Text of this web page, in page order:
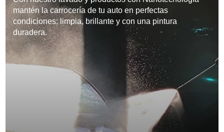
mantén la carrocería de tu auto en perfectas
condiciones: limpia, brillante y con una pintura
duradera.